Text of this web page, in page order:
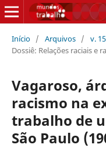
Início / Arquivos / v.
Dossiê: Relações raciais e
Vagaroso,
racismo na
trabalho de
São Paulo